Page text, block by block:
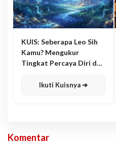
KUIS: Seberapa Leo Sih
Kamu? Mengukur
Tingkat Percaya Diri dan
Ikuti Kuisnya ➔
Komentar